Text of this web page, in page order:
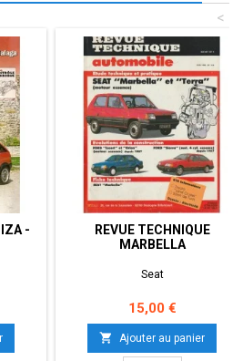
<
-
REVUE TECHNIQUE
MARBELLA
Seat
Prix
15,00 €
 Ajouter au panier